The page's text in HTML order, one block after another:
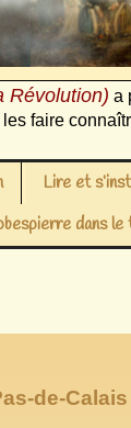
Révolution) a
faire
Lire et
dans le
de-Calais